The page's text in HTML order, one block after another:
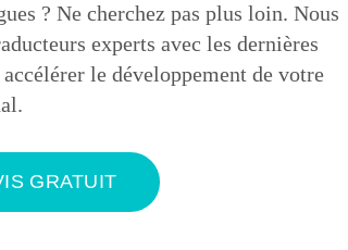
? Ne cherchez pas plus loin. Nous
experts avec les dernières
le développement de votre
GRATUIT